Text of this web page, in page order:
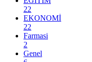
22
EKONOMİ
22
Farmasi
2
Genel